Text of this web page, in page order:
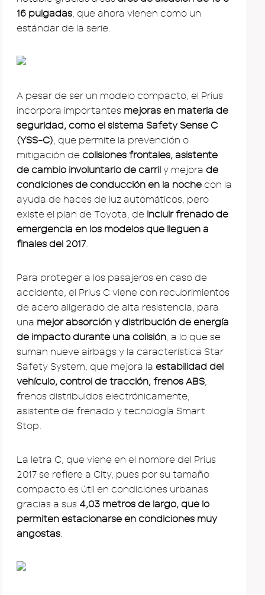
16 pulgadas, que ahora vienen como un
estándar de la serie.
A pesar de ser un modelo compacto, el Prius
incorpora importantes mejoras en materia de
seguridad, como el sistema Safety Sense C
(YSS-C), que permite la prevención o
mitigación de colisiones frontales, asistente
de cambio involuntario de carril y mejora de
condiciones de conducción en la noche con la
ayuda de haces de luz automáticos, pero
existe el plan de Toyota, de incluir frenado de
emergencia en los modelos que lleguen a
finales del 2017.
Para proteger a los pasajeros en caso de
accidente, el Prius C viene con recubrimientos
de acero aligerado de alta resistencia, para
una mejor absorción y distribución de energía
de impacto durante una colisión, a lo que se
suman nueve airbags y la característica Star
Safety System, que mejora la estabilidad del
vehículo, control de tracción, frenos ABS,
frenos distribuidos electrónicamente,
asistente de frenado y tecnología Smart
Stop.
La letra C, que viene en el nombre del Prius
2017 se refiere a City, pues por su tamaño
compacto es útil en condiciones urbanas
gracias a sus 4,03 metros de largo, que lo
permiten estacionarse en condiciones muy
angostas.